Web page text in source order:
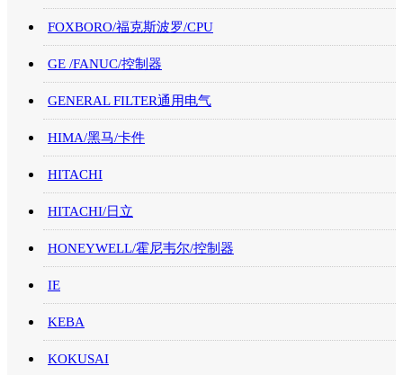
FOXBORO/福克斯波罗/CPU
GE /FANUC/控制器
GENERAL FILTER通用电气
HIMA/黑马/卡件
HITACHI
HITACHI/日立
HONEYWELL/霍尼韦尔/控制器
IE
KEBA
KOKUSAI